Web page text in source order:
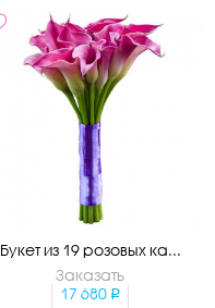
Букет из 19 розовых ка...
Заказать
17 680